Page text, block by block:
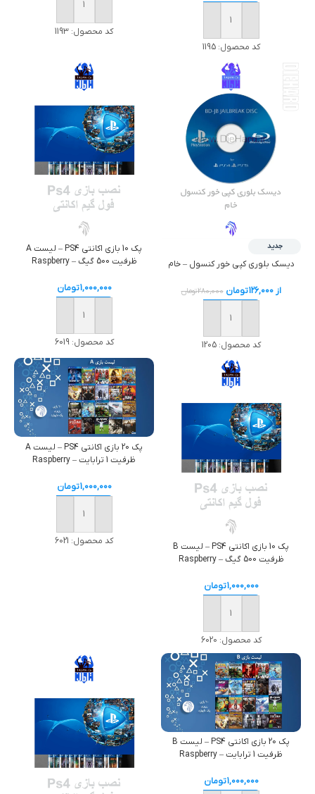
خرید
کد محصول:1195
خرید
کد محصول: 1193
جدید
دیسک بلوری کپی خور کنسول – خام
از126,000تومان 280,000تومان
خرید
کد محصول:1205
پک 10 بازی اکانتی PS4 – لیست A
ظرفیت 500 گیگ – Raspberry
1,000,000تومان
خرید
کد محصول:6019
پک 10 بازی اکانتی PS4 – لیست B
ظرفیت 500 گیگ – Raspberry
1,000,000تومان
خرید
کد محصول: 6020
پک 20 بازی اکانتی PS4 – لیست A
ظرفیت 1 ترابایت – Raspberry
1,000,000تومان
خرید
کد محصول: 6021
پک 20 بازی اکانتی PS4 – لیست B
ظرفیت 1 ترابایت – Raspberry
1,000,000تومان